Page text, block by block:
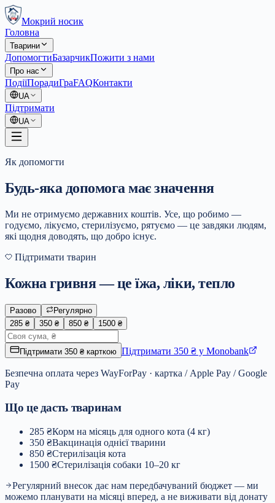
Мокрий носик
Головна
Тварини
ДопомогтиБазарчикПожити з нами
Про нас
ПодіїПорадиГраFAQКонтакти
UA
Підтримати
UA
Як допомогти
Будь-яка допомога має значення
Ми не отримуємо державних коштів. Усе, що робимо —
годуємо, лікуємо, стерилізуємо, рятуємо — це завдяки людям,
які щодня доводять, що добро існує.
Підтримати тварин
Кожна гривня — це їжа, ліки, тепло
Разово
Регулярно
285 ₴ 350 ₴ 850 ₴ 1500 ₴
Підтримати 350 ₴ карткою Підтримати 350 ₴ у Monobank
Безпечна оплата через WayForPay · картка / Apple Pay / Google
Pay
Що це дасть тваринам
285 ₴Корм на місяць для одного кота (4 кг)
350 ₴Вакцинація однієї тварини
850 ₴Стерилізація кота
1500 ₴Стерилізація собаки 10–20 кг
Регулярний внесок дає нам передбачуваний бюджет — ми
можемо планувати на місяці вперед, а не виживати від донату